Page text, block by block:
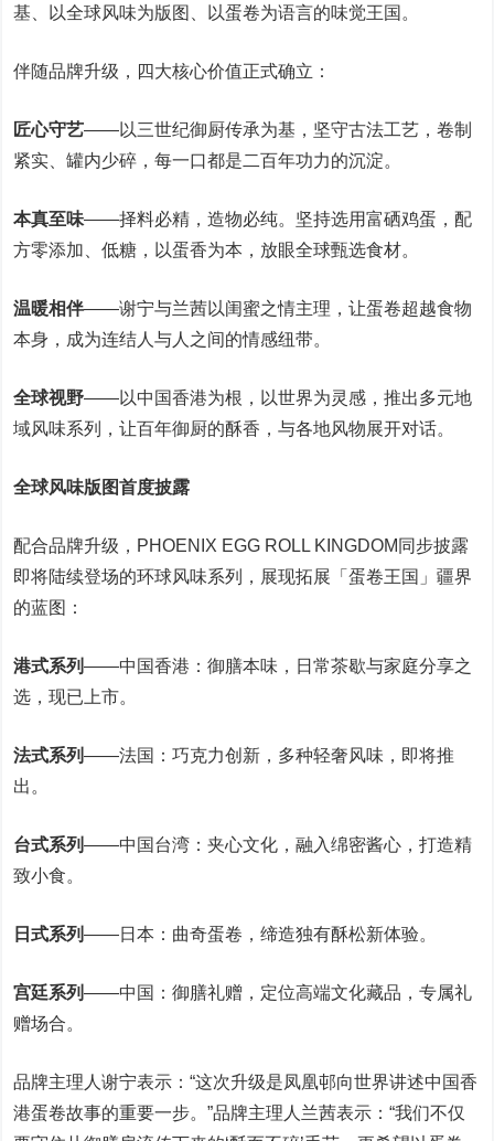
基、以全球风味为版图、以蛋卷为语言的味觉王国。
伴随品牌升级，四大核心价值正式确立：
匠心守艺——以三世纪御厨传承为基，坚守古法工艺，卷制
紧实、罐内少碎，每一口都是二百年功力的沉淀。
本真至味——择料必精，造物必纯。坚持选用富硒鸡蛋，配
方零添加、低糖，以蛋香为本，放眼全球甄选食材。
温暖相伴——谢宁与兰茜以闺蜜之情主理，让蛋卷超越食物
本身，成为连结人与人之间的情感纽带。
全球视野——以中国香港为根，以世界为灵感，推出多元地
域风味系列，让百年御厨的酥香，与各地风物展开对话。
全球风味版图首度披露
配合品牌升级，PHOENIX EGG ROLL KINGDOM同步披露
即将陆续登场的环球风味系列，展现拓展「蛋卷王国」疆界
的蓝图：
港式系列——中国香港：御膳本味，日常茶歇与家庭分享之
选，现已上市。
法式系列——法国：巧克力创新，多种轻奢风味，即将推
出。
台式系列——中国台湾：夹心文化，融入绵密酱心，打造精
致小食。
日式系列——日本：曲奇蛋卷，缔造独有酥松新体验。
宫廷系列——中国：御膳礼赠，定位高端文化藏品，专属礼
赠场合。
品牌主理人谢宁表示：“这次升级是凤凰邨向世界讲述中国香
港蛋卷故事的重要一步。”品牌主理人兰茜表示：“我们不仅